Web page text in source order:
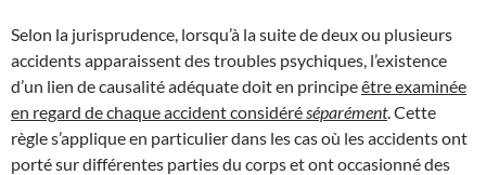
Selon la jurisprudence, lorsqu’à la suite de deux ou plusieurs
accidents apparaissent des troubles psychiques, l’existence
d’un lien de causalité adéquate doit en principeêtre examinée
en regard de chaque accident considéré séparément. Cette
règle s’applique en particulier dans les cas où les accidents ont
porté sur différentes parties du corps et ont occasionné des